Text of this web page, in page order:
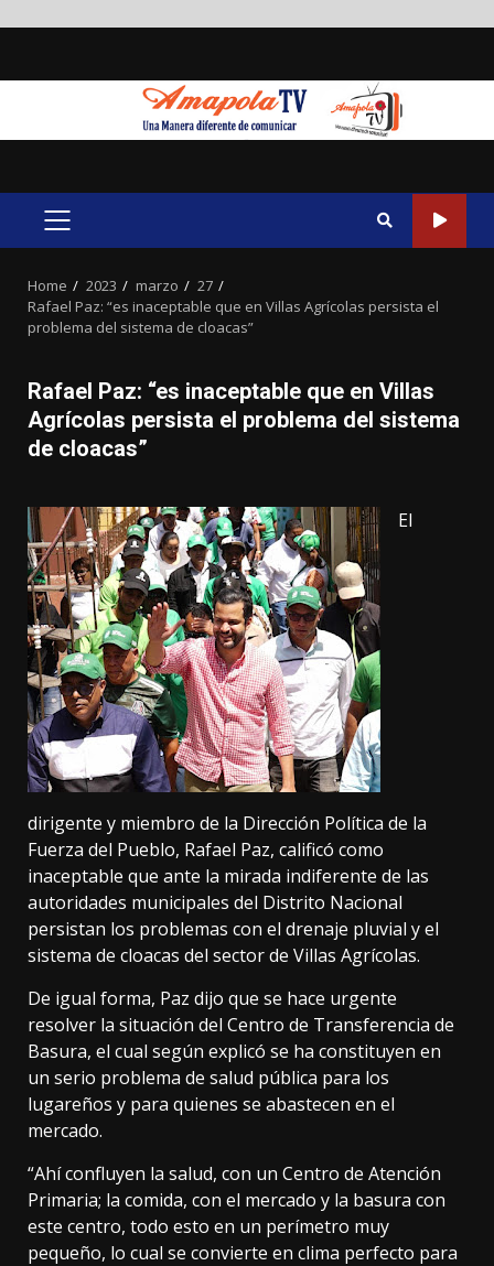
PRIMARY
Home 2023 marzo
27
Rafael Paz: “es inaceptable que en Villas Agrícolas persista el
problema del sistema de cloacas”
Rafael Paz: “es inaceptable que en Villas
Agrícolas persista el problema del sistema
de cloacas”
El
dirigente y miembro de la Dirección Política de la
Fuerza del Pueblo, Rafael Paz, calificó como
inaceptable que ante la mirada indiferente de las
autoridades municipales del Distrito Nacional
persistan los problemas con el drenaje pluvial y el
sistema de cloacas del sector de Villas Agrícolas.
De igual forma, Paz dijo que se hace urgente
resolver la situación del Centro de Transferencia de
Basura, el cual según explicó se ha constituyen en
un serio problema de salud pública para los
lugareños y para quienes se abastecen en el
mercado.
“Ahí confluyen la salud, con un Centro de Atención
Primaria; la comida, con el mercado y la basura con
este centro, todo esto en un perímetro muy
pequeño, lo cual se convierte en clima perfecto para